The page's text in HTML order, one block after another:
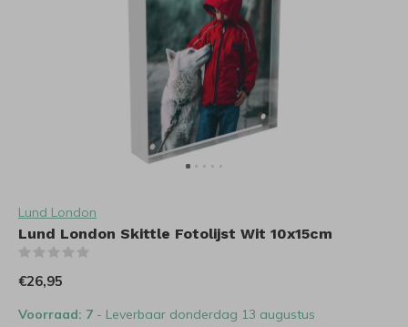
Lund London
Lund London Skittle Fotolijst Wit 10x15cm
€26,95
Voorraad: 7 - Leverbaar donderdag 13 augustus